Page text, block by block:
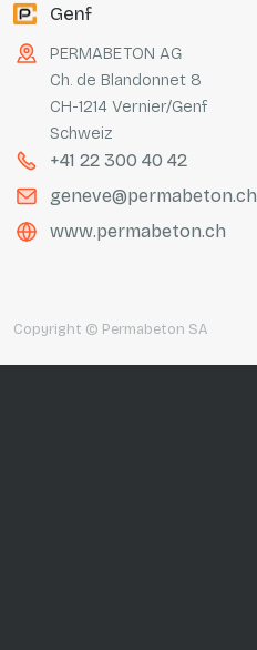
Genf
PERMABETON AG
Ch. de Blandonnet 8
CH-1214 Vernier/Genf
Schweiz
+41 22 300 40 42
geneve@permabeton.ch
www.permabeton.ch
Copyright © Permabeton SA